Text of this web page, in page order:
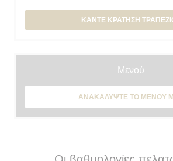
ΚΆΝΤΕ ΚΡΆΤΗΣΗ
Μενού
ΑΝΑΚΑΛΎΨΤΕ ΤΟ ΜΕΝΟΎ